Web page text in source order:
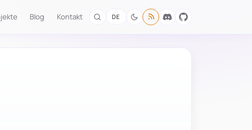
Blog Kontakt DE